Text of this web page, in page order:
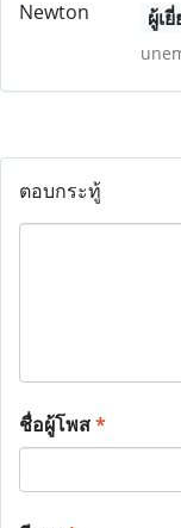
ผู้เ
ตอบกระทู้
ชื่อผู้โพส*